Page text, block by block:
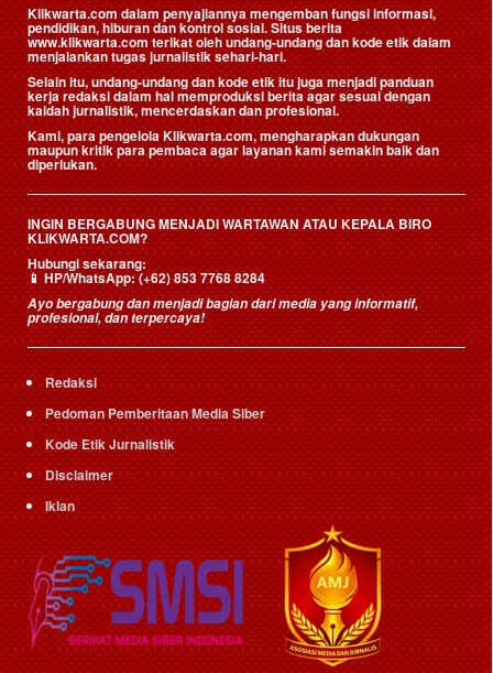
Klikwarta.com dalam penyajiannya mengemban fungsi informasi,
pendidikan, hiburan dan kontrol sosial. Situs berita
www.klikwarta.com terikat oleh undang-undang dan kode etik dalam
menjalankan tugas jurnalistik sehari-hari.
Selain itu, undang-undang dan kode etik itu juga menjadi panduan
kerja redaksi dalam hal memproduksi berita agar sesuai dengan
kaidah jurnalistik, mencerdaskan dan profesional.
Kami, para pengelola Klikwarta.com, mengharapkan dukungan
maupun kritik para pembaca agar layanan kami semakin baik dan
diperlukan.
INGIN BERGABUNG MENJADI WARTAWAN ATAU KEPALA BIRO
KLIKWARTA.COM?
Hubungi sekarang:
📱HP/WhatsApp:(+62) 853 7768 8284
Ayo bergabung dan menjadi bagian dari media yang informatif,
profesional, dan terpercaya!
Redaksi
Pedoman Pemberitaan Media Siber
Kode Etik Jurnalistik
Disclaimer
Iklan